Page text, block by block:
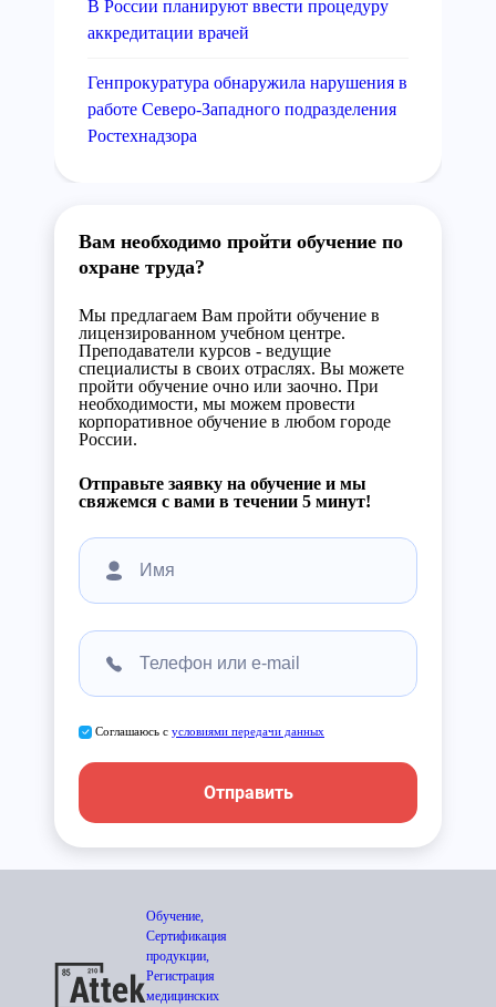
В России планируют ввести процедуру
аккредитации врачей
Генпрокуратура обнаружила нарушения в
работе Северо-Западного подразделения
Ростехнадзора
Вам необходимо пройти обучение по
охране труда?
Мы предлагаем Вам пройти обучение в
лицензированном учебном центре.
Преподаватели курсов - ведущие
специалисты в своих отраслях. Вы можете
пройти обучение очно или заочно. При
необходимости, мы можем провести
корпоративное обучение в любом городе
России.
Отправьте заявку на обучение и мы
свяжемся с вами в течении 5 минут!
Соглашаюсь с условиями передачи данных
Отправить
Обучение,
Сертификация
продукции,
Регистрация
медицинских